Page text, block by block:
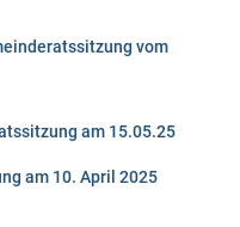
vom
am 15.05.25
am 10. April 2025